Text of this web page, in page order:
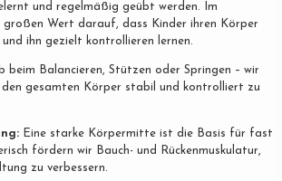
und regelmäßig geübt werden. Im
großen Wert darauf, dass Kinder ihren Körper
und ihn gezielt kontrollieren lernen.
beim Balancieren, Stützen oder Springen – wir
den gesamten Körper stabil und kontrolliert zu
Eine starke Körpermitte ist die Basis für fast
fördern wir Bauch- und Rückenmuskulatur,
zu verbessern.